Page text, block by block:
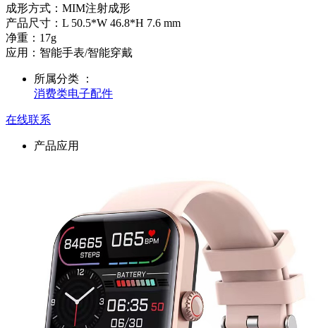
成形方式：MIM注射成形
产品尺寸：L 50.5*W 46.8*H 7.6 mm
净重：17g
应用：智能手表/智能穿戴
所属分类 ：
消费类电子配件
在线联系
产品应用